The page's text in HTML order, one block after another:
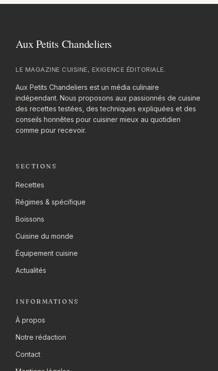
LE MAGAZINE CUISINE, EXIGENCE ÉDITORIALE.
Aux Petits Chandeliers est un média culinaire
indépendant. Nous proposons aux passionnés de cuisine
des recettes testées, des techniques expliquées et des
conseils honnêtes pour cuisiner mieux au quotidien
comme pour recevoir.
SECTIONS
Recettes
Régimes & spécifique
Boissons
Cuisine du monde
Équipement cuisine
Actualités
INFORMATIONS
À propos
Notre rédaction
Contact